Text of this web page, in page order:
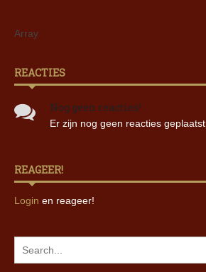
Array
REACTIES
Nog geen reacties!
Er zijn nog geen reacties geplaatst.
REAGEER!
Login en reageer!